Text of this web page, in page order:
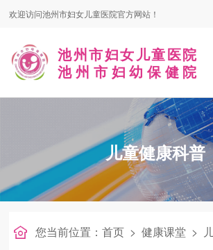
欢迎访问池州市妇女儿童医院官方网站！
池州市妇女儿童医院
池州市妇幼保健院
患者服务
儿童健康科普
您当前位置：首页 > 健康课堂 >